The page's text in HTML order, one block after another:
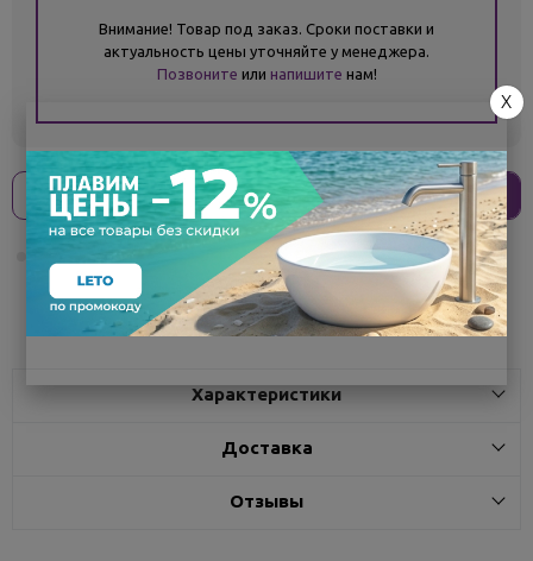
Внимание! Товар под заказ. Сроки поставки и
актуальность цены уточняйте у менеджера.
Позвоните или напишите нам!
Оплати без переплат 5 975 ₽x 4 платежа
Поделиться
Характеристики
Доставка
Отзывы
X